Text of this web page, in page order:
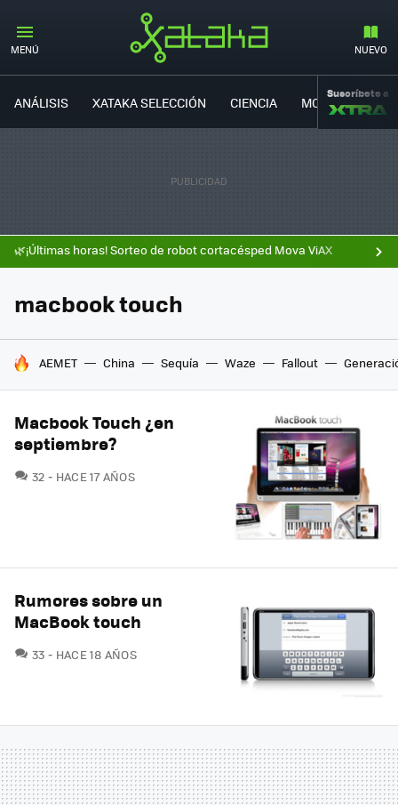
MENÚ NUEVO
ANÁLISIS XATAKA SELECCIÓN CIENCIA MOVILIDAD
Suscríbete a
🌿¡Últimas horas! Sorteo de robot cortacésped Mova ViAX
macbook touch
HOY SE HABLA DE
AEMET China Sequía Waze Fallout
Macbook Touch ¿en
septiembre?
32 COMENTARIOS
HACE 17 AÑOS
Rumores sobre un
MacBook touch
33 COMENTARIOS
HACE 18 AÑOS